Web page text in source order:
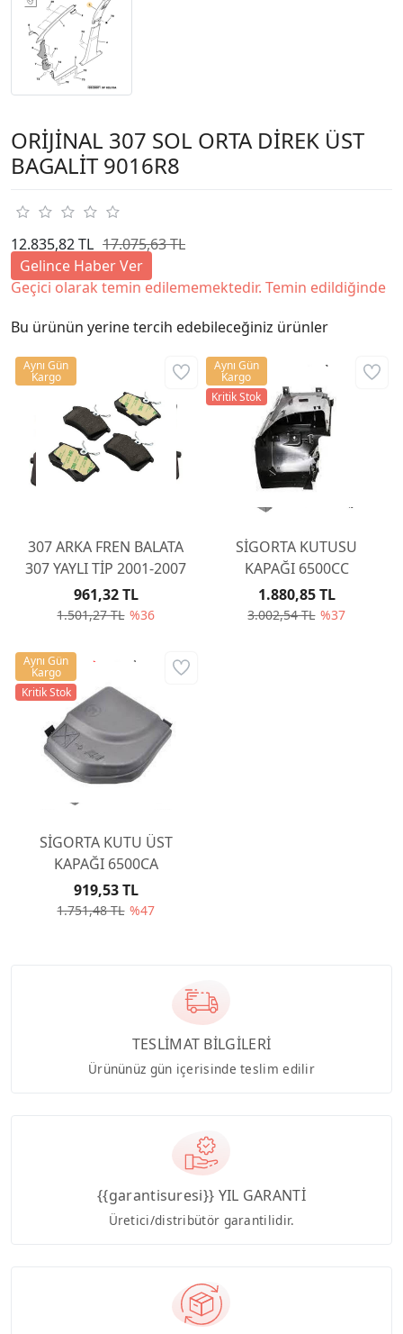
ORİJİNAL 307 SOL ORTA DİREK ÜST
BAGALİT 9016R8
12.835,82 TL 17.075,63 TL
Gelince Haber Ver
Geçici olarak temin edilememektedir. Temin edildiğinde
Bu ürünün yerine tercih edebileceğiniz ürünler
307 ARKA FREN BALATA
307 YAYLI TİP 2001-2007
1.501,27 TL %36
961,32 TL
Aynı Gün
Kargo
SİGORTA KUTUSU
KAPAĞI 6500CC
3.002,54 TL %37
1.880,85 TL
Aynı Gün
Kargo
Kritik Stok
SİGORTA KUTU ÜST
KAPAĞI 6500CA
1.751,48 TL %47
919,53 TL
Aynı Gün
Kargo
Kritik Stok
TESLİMAT BİLGİLERİ
Ürününüz gün içerisinde teslim edilir
{{garantisuresi}} YIL GARANTİ
Üretici/distribütör garantilidir.